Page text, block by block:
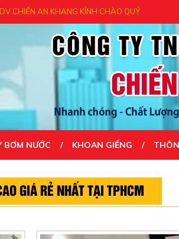
AN KHANG KÍNH CHÀO QUÝ KHÁCH -
BƠM NƯỚC KHOAN GIẾNG
GIÁ RẺ NHẤT TẠI TPHCM